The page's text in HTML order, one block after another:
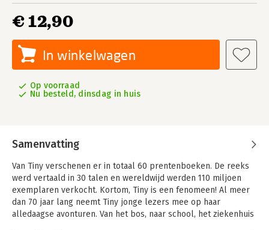
€ 12,90
In winkelwagen
Op voorraad
Nu besteld, dinsdag in huis
Samenvatting
Van Tiny verschenen er in totaal 60 prentenboeken. De reeks
werd vertaald in 30 talen en wereldwijd werden 110 miljoen
exemplaren verkocht. Kortom, Tiny is een fenomeen! Al meer
dan 70 jaar lang neemt Tiny jonge lezers mee op haar
alledaagse avonturen. Van het bos, naar school, het ziekenhuis